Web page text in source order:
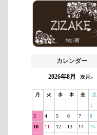
カレンダー
2026年8月 次月»
月 火 水 木 金 土
1
3
4 5 6 7 8
10
11 12 13 14 15